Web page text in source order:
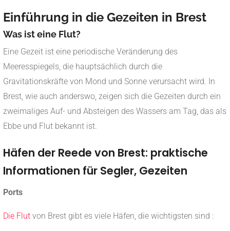
Einführung in die Gezeiten in Brest
Was ist eine Flut?
Eine Gezeit ist eine periodische Veränderung des
Meeresspiegels, die hauptsächlich durch die
Gravitationskräfte von Mond und Sonne verursacht wird. In
Brest, wie auch anderswo, zeigen sich die Gezeiten durch ein
zweimaliges Auf- und Absteigen des Wassers am Tag, das als
Ebbe und Flut bekannt ist.
Häfen der Reede von Brest: praktische
Informationen für Segler, Gezeiten
Ports
Die Flut von Brest gibt es viele Häfen, die wichtigsten sind :